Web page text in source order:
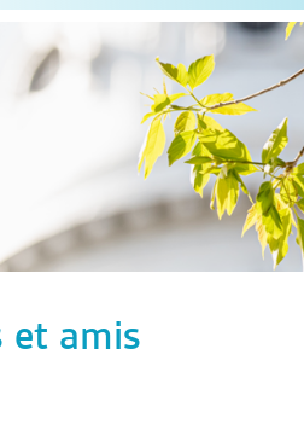
et amis